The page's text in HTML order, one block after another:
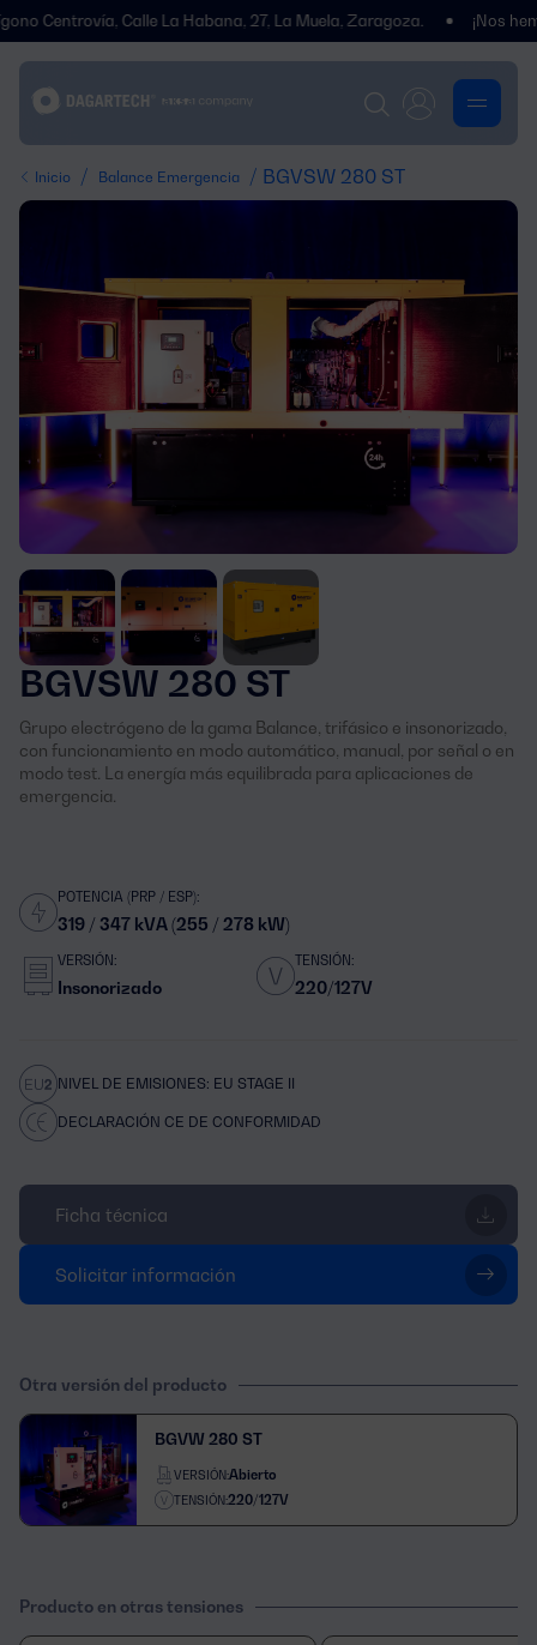
Calle La Habana, 27, La Muela, Zaragoza. ¡Nos hemos
Inicio / Balance Emergencia / BGVSW 280 ST
BGVSW 280 ST
Grupo electrógeno de la gama Balance, trifásico e insonorizado,
con funcionamiento en modo automático, manual, por señal o en
modo test. La energía más equilibrada para aplicaciones de
emergencia.
POTENCIA (PRP / ESP):
319 / 347 kVA (255 / 278 kW)
VERSIÓN:
Insonorizado
TENSIÓN:
220/127V
NIVEL DE EMISIONES: EU STAGE II
DECLARACIÓN CE DE CONFORMIDAD
Ficha técnica
Solicitar información
Otra versión del producto
BGVW 280 ST
VERSIÓN:Abierto
TENSIÓN:220/127V
Producto en otras tensiones